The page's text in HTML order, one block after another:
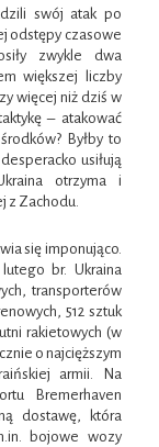
swój atak po
odstępy czasowe
zwykle dwa
większej liczby
więcej niż dziś w
– atakować
Byłby to
usiłują
otrzyma i
z Zachodu.
się imponująco.
br. Ukraina
transporterów
512 sztuk
rakietowych (w
o najcięższym
armii. Na
Bremerhaven
dostawę, która
bojowe wozy